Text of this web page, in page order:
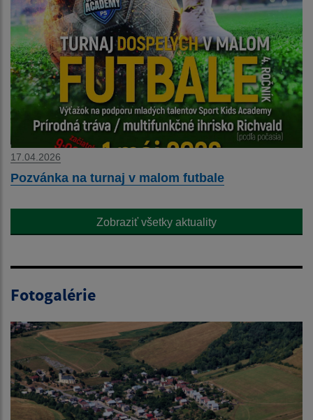
17.04.2026
Pozvánka na turnaj v malom futbale
Zobraziť všetky aktuality
Fotogalérie